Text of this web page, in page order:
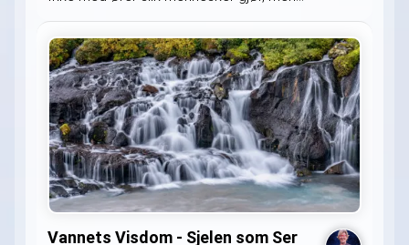
Vannets Visdom - Sjelen som Ser